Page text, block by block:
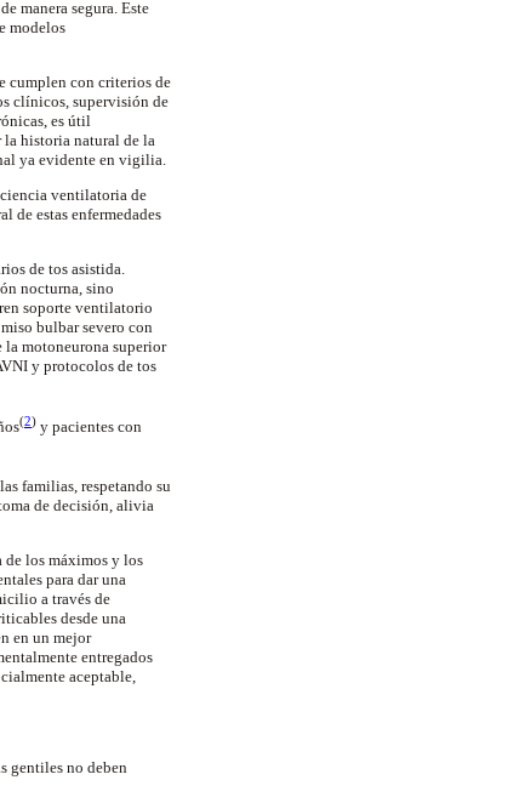
manera segura. Este
modelos
cumplen con criterios de
clínicos, supervisión de
es útil
la historia natural de la
ya evidente en vigilia.
ventilatoria de
de estas enfermedades
de tos asistida.
nocturna, sino
soporte ventilatorio
bulbar severo con
la motoneurona superior
y protocolos de tos
(2) y pacientes con
familias, respetando su
de decisión, alivia
de los máximos y los
para dar una
a través de
desde una
en un mejor
entregados
aceptable,
gentiles no deben